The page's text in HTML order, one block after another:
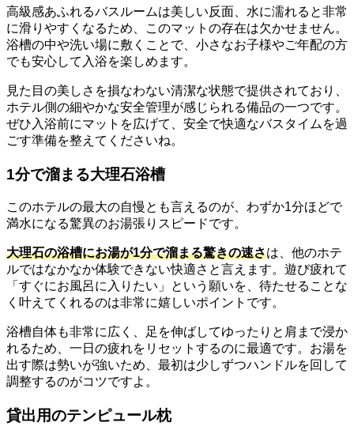
高級感あふれるバスルームは美しい反面、水に濡れると非常
に滑りやすくなるため、このマットの存在は欠かせません。
浴槽の中や洗い場に敷くことで、小さなお子様やご年配の方
でも安心して入浴を楽しめます。
見た目の美しさを損なわない清潔な状態で提供されており、
ホテル側の細やかな安全管理が感じられる備品の一つです。
ぜひ入浴前にマットを広げて、安全で快適なバスタイムを過
ごす準備を整えてくださいね。
1分で溜まる大理石浴槽
このホテルの最大の自慢とも言えるのが、わずか1分ほどで
満水になる驚異のお湯張りスピードです。
大理石の浴槽にお湯が1分で溜まる驚きの速さは、他のホテ
ルではなかなか体験できない快適さと言えます。遊び疲れて
「すぐにお風呂に入りたい」という願いを、待たせることな
く叶えてくれるのは非常に嬉しいポイントです。
浴槽自体も非常に広く、足を伸ばしてゆったりと肩まで浸か
れるため、一日の疲れをリセットするのに最適です。お湯を
出す際は勢いが強いため、最初は少しずつハンドルを回して
調整するのがコツですよ。
貸出用のテンピュール枕